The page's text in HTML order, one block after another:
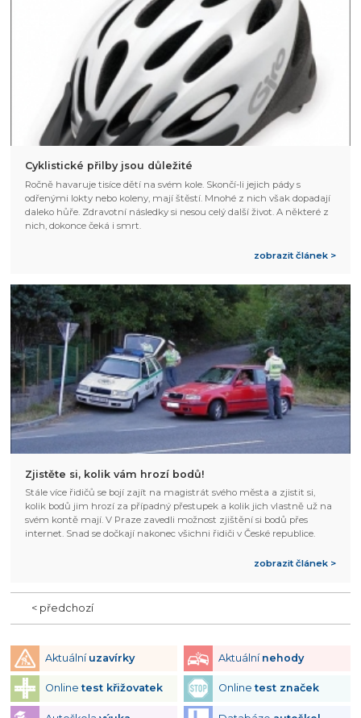
Cyklistické přilby jsou důležité
Ročně havaruje tisíce dětí na svém kole. Skončí-li jejich pády s
odřenými lokty nebo koleny, mají štěstí. Mnohé z nich však dopadají
daleko hůře. Zdravotní následky si nesou celý další život. A některé z
nich, dokonce čeká i smrt.
zobrazit článek >
Zjistěte si, kolik vám hrozí bodů!
Stále více řidičů se bojí zajít na magistrát svého města a zjistit si,
kolik bodů jim hrozí za případný přestupek a kolik jich vlastně už na
svém kontě mají. V Praze zavedli možnost zjištění si bodů přes
internet. Snad se dočkají nakonec všichni řidiči v České republice.
zobrazit článek >
< předchozí
Aktuální uzavírky Aktuální nehody
Onlinetest křižovatek Onlinetest značek